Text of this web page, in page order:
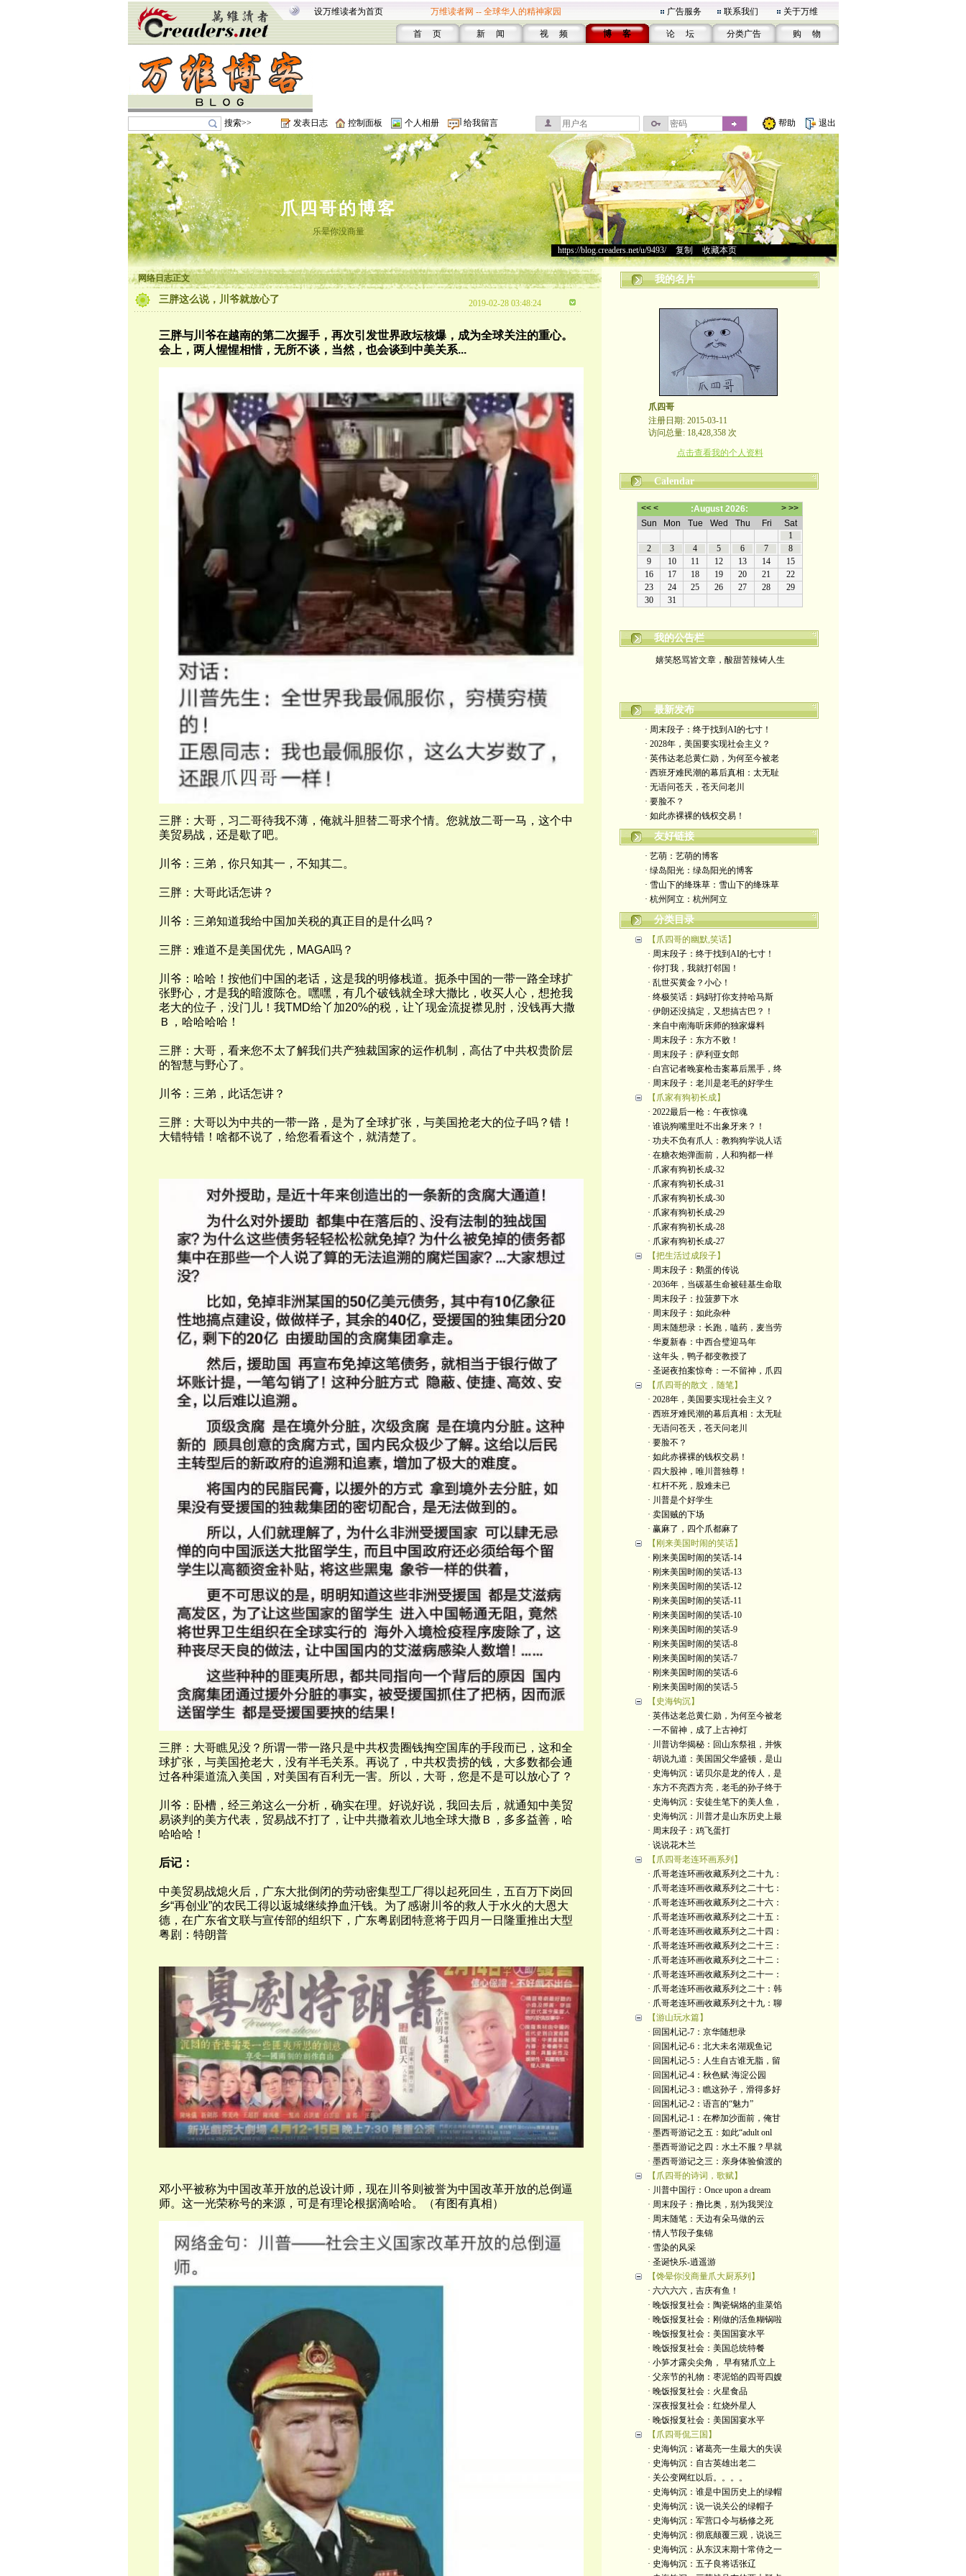
设万维读者为首页 万维读者网 -- 全球华人的精神家园 广告服务 联系我们 关于万维
首 页 新 闻 视 频 博 客 论 坛 分类广告 购 物
搜索>> 发表日志 控制面板 个人相册 给我留言 帮助 退出
爪四哥的博客
乐晕你没商量
https://blog.creaders.net/u/9493/> 复制 收藏本页
网络日志正文
三胖这么说，川爷就放心了 2019-02-28 03:48:24
三胖与川爷在越南的第二次握手，再次引发世界政坛核爆，成为全球关注的重心。
会上，两人惺惺相惜，无所不谈，当然，也会谈到中美关系...
三胖：大哥，习二哥待我不薄，俺就斗胆替二哥求个情。您就放二哥一马，这个中
美贸易战，还是歇了吧。
川爷：三弟，你只知其一，不知其二。
三胖：大哥此话怎讲？
川爷：三弟知道我给中国加关税的真正目的是什么吗？
三胖：难道不是美国优先， MAGA吗？
川爷：哈哈！按他们中国的老话，这是我的明修栈道。扼杀中国的一带一路全球扩
张野心，才是我的暗渡陈仓。嘿嘿，有几个破钱就全球大撒比，收买人心，想抢我
老大的位子，没门儿！我TMD给丫加20%的税，让丫现金流捉襟见肘，没钱再大撒
Ｂ，哈哈哈哈！
三胖：大哥，看来您不太了解我们共产独裁国家的运作机制，高估了中共权贵阶层
的智慧与野心了。
川爷：三弟，此话怎讲？
三胖：大哥以为中共的一带一路，是为了全球扩张，与美国抢老大的位子吗？错！
大错特错！啥都不说了，给您看看这个，就清楚了。
三胖：大哥瞧见没？所谓一带一路只是中共权贵圈钱掏空国库的手段而已，这和全
球扩张，与美国抢老大，没有半毛关系。再说了，中共权贵捞的钱，大多数都会通
过各种渠道流入美国，对美国有百利无一害。所以，大哥，您是不是可以放心了？
川爷：卧槽，经三弟这么一分析，确实在理。好说好说，我回去后，就通知中美贸
易谈判的美方代表，贸易战不打了，让中共撒着欢儿地全球大撒Ｂ，多多益善，哈
哈哈哈！
后记：
中美贸易战熄火后，广东大批倒闭的劳动密集型工厂得以起死回生，五百万下岗回
乡“再创业”的农民工得以返城继续挣血汗钱。为了感谢川爷的救人于水火的大恩大
德，在广东省文联与宣传部的组织下，广东粤剧团特意将于四月一日隆重推出大型
粤剧：特朗普
邓小平被称为中国改革开放的总设计师，现在川爷则被誉为中国改革开放的总倒逼
师。这一光荣称号的来源，可是有理论根据滴哈哈。（有图有真相）
我的名片
爪四哥
注册日期: 2015-03-11
访问总量: 18,428,358 次
点击查看我的个人资料
Calendar
我的公告栏
嬉笑怒骂皆文章，酸甜苦辣铸人生
最新发布
· 周末段子：终于找到AI的七寸！
· 2028年，美国要实现社会主义？
· 英伟达老总黄仁勋，为何至今被老
· 西班牙难民潮的幕后真相：太无耻
· 无语问苍天，苍天问老川
· 要脸不？
· 如此赤裸裸的钱权交易！
友好链接
· 艺萌：艺萌的博客
· 绿岛阳光：绿岛阳光的博客
· 雪山下的绛珠草：雪山下的绛珠草
· 杭州阿立：杭州阿立
分类目录
【爪四哥的幽默,笑话】
· 周末段子：终于找到AI的七寸！
· 你打我，我就打邻国！
· 乱世买黄金？小心！
· 终极笑话：妈妈打你支持哈马斯
· 伊朗还没搞定，又想搞古巴？！
· 来自中南海听床师的独家爆料
· 周末段子：东方不败！
· 周末段子：萨利亚女郎
· 白宫记者晚宴枪击案幕后黑手，终
· 周末段子：老川是老毛的好学生
【爪家有狗初长成】
· 2022最后一枪：午夜惊魂
· 谁说狗嘴里吐不出象牙来？！
· 功夫不负有爪人：教狗狗学说人话
· 在糖衣炮弹面前，人和狗都一样
· 爪家有狗初长成-32
· 爪家有狗初长成-31
· 爪家有狗初长成-30
· 爪家有狗初长成-29
· 爪家有狗初长成-28
· 爪家有狗初长成-27
【把生活过成段子】
· 周末段子：鹅蛋的传说
· 2036年，当碳基生命被硅基生命取
· 周末段子：拉菠萝下水
· 周末段子：如此杂种
· 周末随想录：长跑，嗑药，麦当劳
· 华夏新春：中西合璧迎马年
· 这年头，鸭子都变教授了
· 圣诞夜拍案惊奇：一不留神，爪四
【爪四哥的散文，随笔】
· 2028年，美国要实现社会主义？
· 西班牙难民潮的幕后真相：太无耻
· 无语问苍天，苍天问老川
· 要脸不？
· 如此赤裸裸的钱权交易！
· 四大股神，唯川普独尊！
· 杠杆不死，股难未已
· 川普是个好学生
· 卖国贼的下场
· 赢麻了，四个爪都麻了
【刚来美国时闹的笑话】
· 刚来美国时闹的笑话-14
· 刚来美国时闹的笑话-13
· 刚来美国时闹的笑话-12
· 刚来美国时闹的笑话-11
· 刚来美国时闹的笑话-10
· 刚来美国时闹的笑话-9
· 刚来美国时闹的笑话-8
· 刚来美国时闹的笑话-7
· 刚来美国时闹的笑话-6
· 刚来美国时闹的笑话-5
【史海钩沉】
· 英伟达老总黄仁勋，为何至今被老
· 一不留神，成了上古神灯
· 川普访华揭秘：回山东祭祖，并恢
· 胡说九道：美国国父华盛顿，是山
· 史海钩沉：诺贝尔是龙的传人，是
· 东方不亮西方亮，老毛的孙子终于
· 史海钩沉：安徒生笔下的美人鱼，
· 史海钩沉：川普才是山东历史上最
· 周末段子：鸡飞蛋打
· 说说花木兰
【爪四哥老连环画系列】
· 爪哥老连环画收藏系列之二十九：
· 爪哥老连环画收藏系列之二十七：
· 爪哥老连环画收藏系列之二十六：
· 爪哥老连环画收藏系列之二十五：
· 爪哥老连环画收藏系列之二十四：
· 爪哥老连环画收藏系列之二十三：
· 爪哥老连环画收藏系列之二十二：
· 爪哥老连环画收藏系列之二十一：
· 爪哥老连环画收藏系列之二十：韩
· 爪哥老连环画收藏系列之十九：聊
【游山玩水篇】
· 回国札记-7：京华随想录
· 回国札记-6：北大未名湖观鱼记
· 回国札记-5：人生自古谁无脂，留
· 回国札记-4：秋色赋·海淀公园
· 回国札记-3：瞧这孙子，滑得多好
· 回国札记-2：语言的“魅力”
· 回国札记-1：在桦加沙面前，俺甘
· 墨西哥游记之五：如此“adult onl
· 墨西哥游记之四：水土不服？早就
· 墨西哥游记之三：亲身体验偷渡的
【爪四哥的诗词，歌赋】
· 川普中国行：Once upon a dream
· 周末段子：撸比奥，别为我哭泣
· 周末随笔：天边有朵马做的云
· 情人节段子集锦
· 雪染的风采
· 圣诞快乐-逍遥游
【馋晕你没商量爪大厨系列】
· 六六六六，吉庆有鱼！
· 晚饭报复社会：陶瓷锅烙的韭菜馅
· 晚饭报复社会：刚做的活鱼糊锅啦
· 晚饭报复社会：美国国宴水平
· 晚饭报复社会：美国总统特餐
· 小笋才露尖尖角， 早有猪爪立上
· 父亲节的礼物：枣泥馅的四哥四嫂
· 晚饭报复社会：火星食品
· 深夜报复社会：红烧外星人
· 晚饭报复社会：美国国宴水平
【爪四哥侃三国】
· 史海钩沉：诸葛亮一生最大的失误
· 史海钩沉：自古英雄出老二
· 关公变网红以后。。。。
· 史海钩沉：谁是中国历史上的绿帽
· 史海钩沉：说一说关公的绿帽子
· 史海钩沉：军营口令与杨修之死
· 史海钩沉：彻底颠覆三观，说说三
· 史海钩沉：从东汉末期十常侍之一
· 史海钩沉：五子良将话张辽